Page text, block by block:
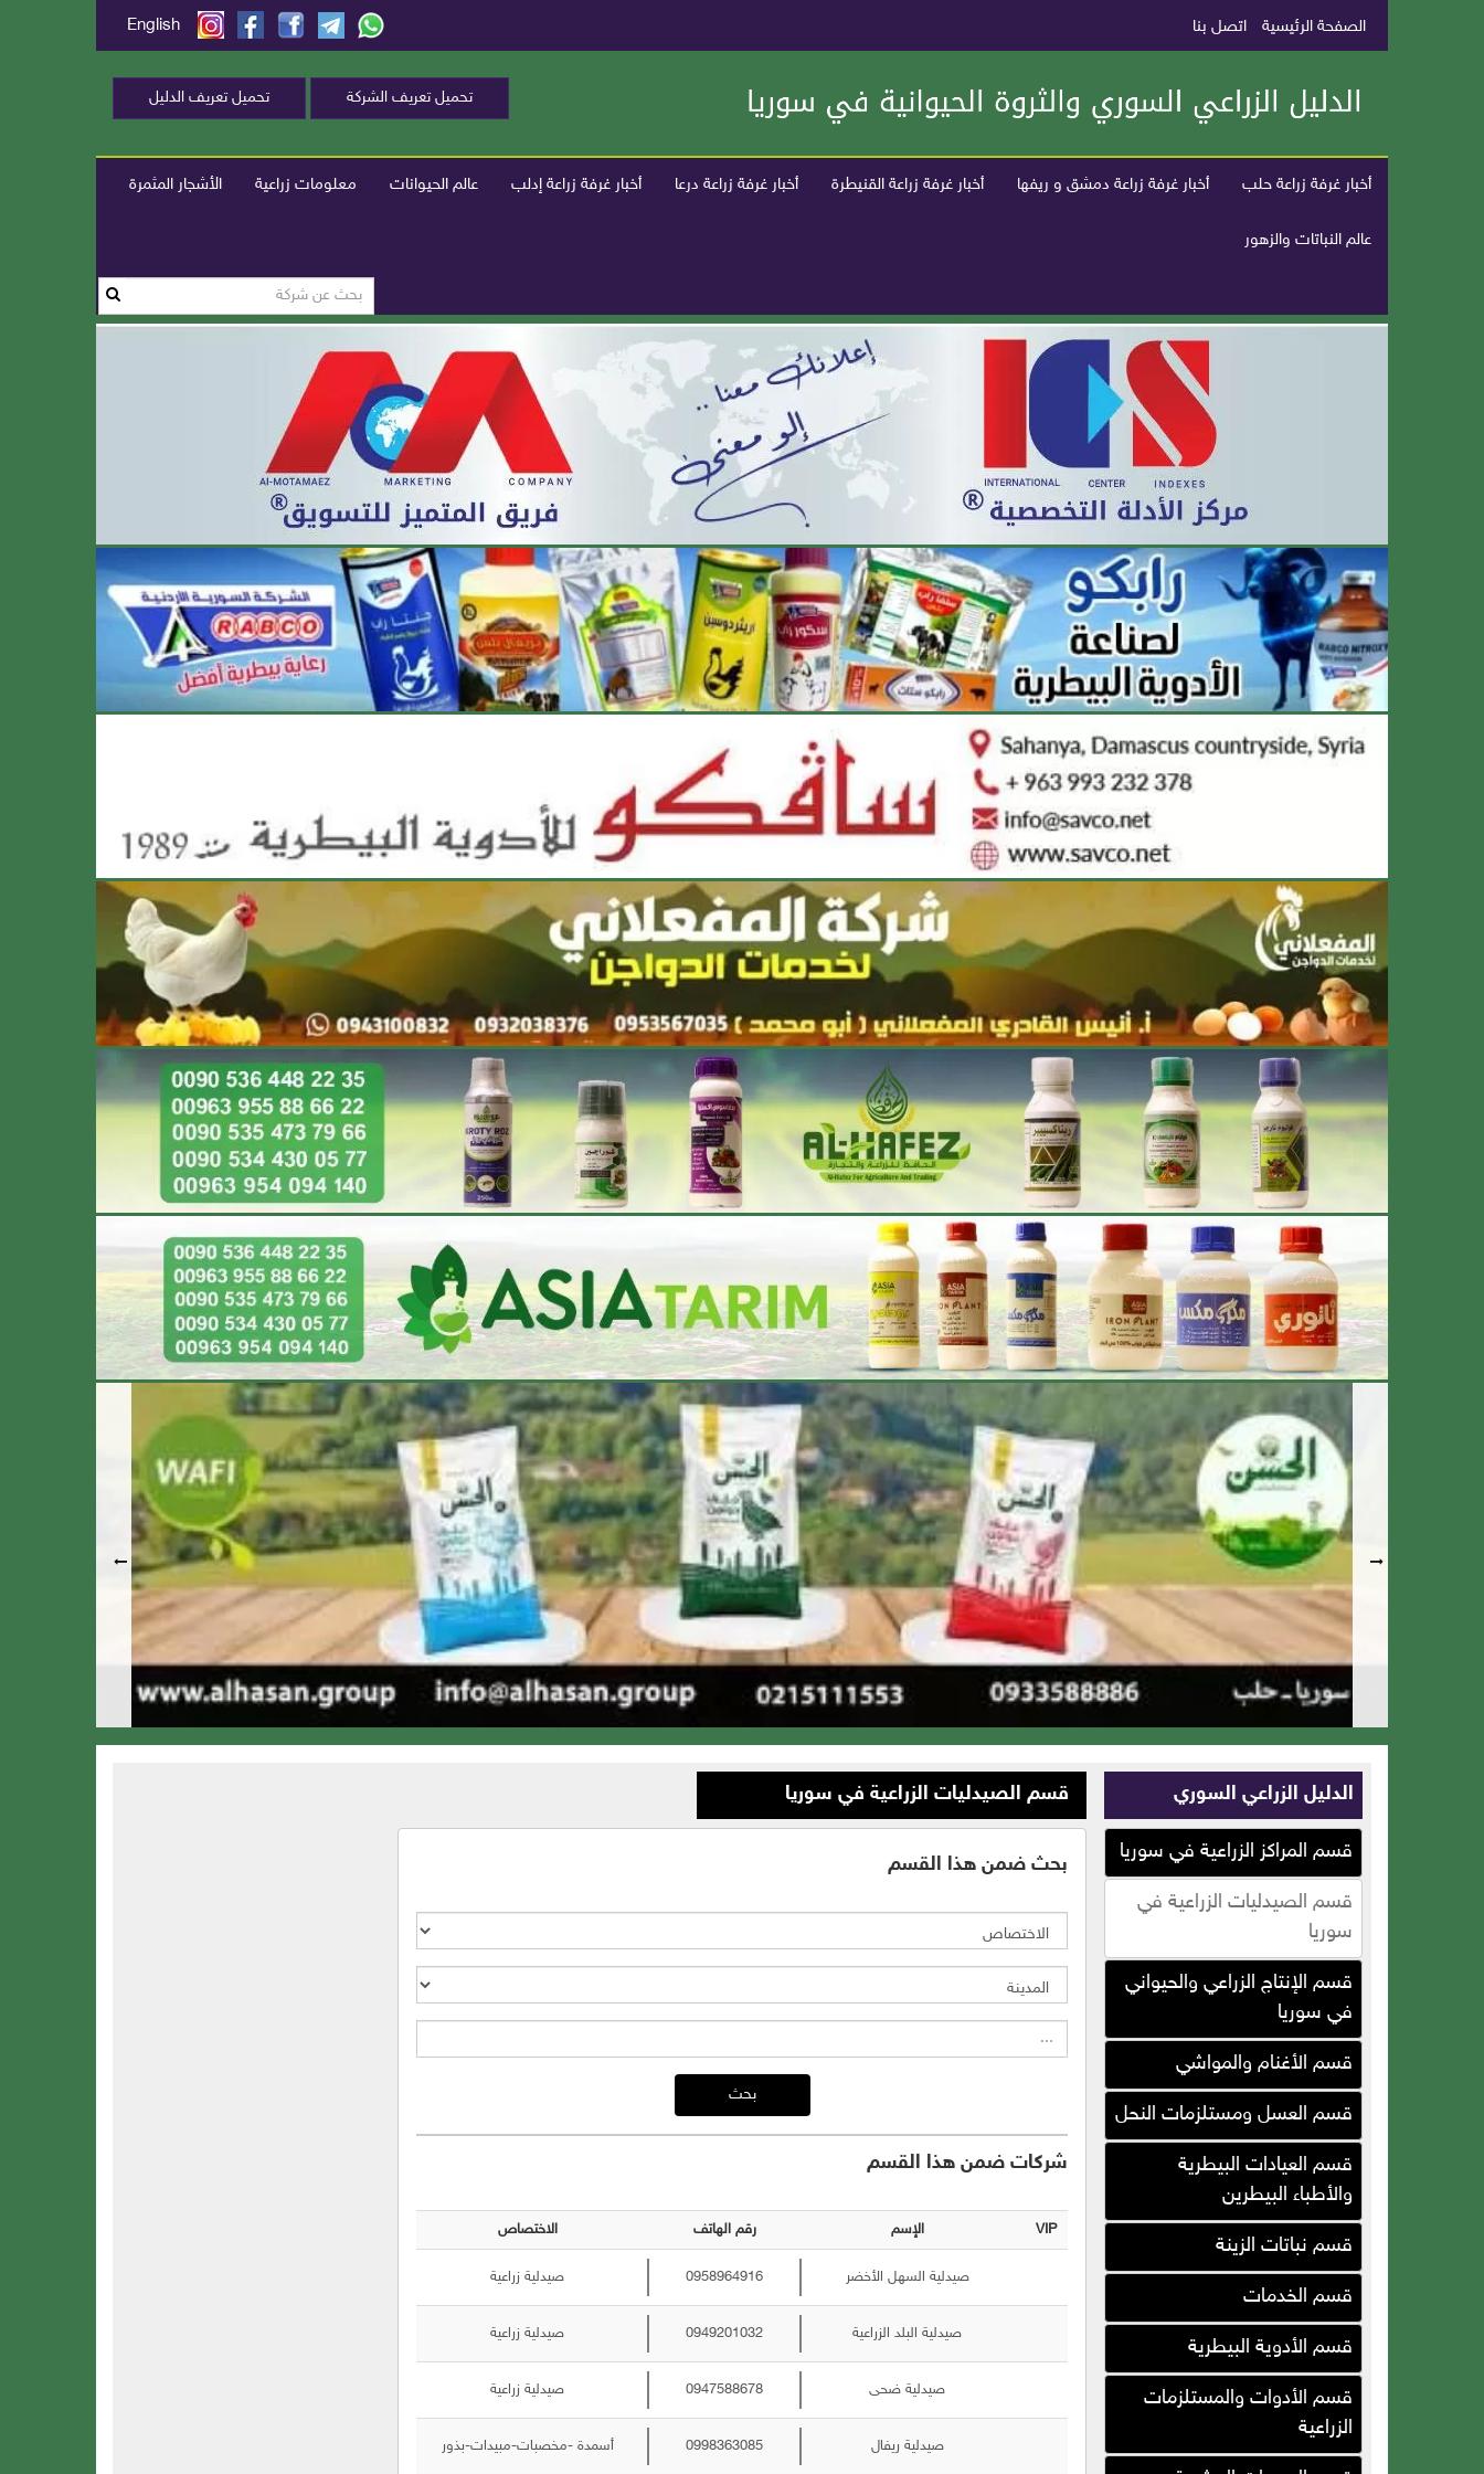
الصفحة الرئيسية اتصل بنا English
تحميل تعريف الدليل تحميل تعريف الشركة
أخبار غرفة زراعة حلب أخبار غرفة زراعة دمشق و ريفها أخبار غرفة زراعة القنيطرة أخبار غرفة زراعة درعا أخبار غرفة زراعة إدلب عالم الحيوانات معلومات زراعية الأشجار المثمرة
عالم النباتات والزهور
الدليل الزراعي السوري
قسم المراكز الزراعية في سوريا
قسم الصيدليات الزراعية في
سوريا
قسم الإنتاج الزراعي والحيواني
في سوريا
قسم الأغنام والمواشي
قسم العسل ومستلزمات النحل
قسم العيادات البيطرية
والأطباء البيطرين
قسم نباتات الزينة
قسم الخدمات
قسم الأدوية البيطرية
قسم الأدوات والمستلزمات
الزراعية
سلات بلاست
غرين ماسترز
مؤسسة ريناد للأسمدة
والمخصبات الزراعية
شركة السائد ( تجارة المحاصيل
الزراعية )
الجبلي لتصنيع البياضات
شركة السلوم الزراعية
شركة المرهف ( سوريا )
شركة العمدة للطاقة البديلة (
سوريا )
شركة المفعلاني لخدمات
الدواجن
شركة كرين دريب بلاستيك
قسم الصيدليات الزراعية في سوريا
بحث ضمن هذا القسم
بحث
شركات ضمن هذا القسم
VIP الإسم رقم الهاتف الاختصاص
صيدلية السهل الأخضر 0958964916 صيدلية زراعية
صيدلية البلد الزراعية 0949201032 صيدلية زراعية
صيدلية ضحى 0947588678 صيدلية زراعية
صيدلية ريفال 0998363085 أسمدة -مخصبات-مبيدات-بذور